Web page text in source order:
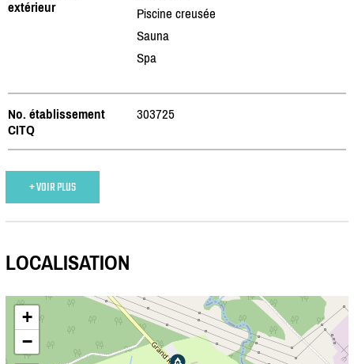
extérieur
Piscine creusée
Sauna
Spa
No. établissement
CITQ
303725
+ VOIR PLUS
LOCALISATION
+
−